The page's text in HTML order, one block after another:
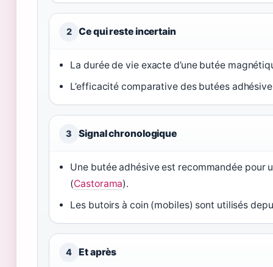
2 Ce qui reste incertain
La durée de vie exacte d’une butée
L’efficacité comparative des butées
3 Signal chronologique
Une butée adhésive est recommandée pour
(Castorama).
Les butoirs à coin (mobiles) sont utilisés
4 Et après